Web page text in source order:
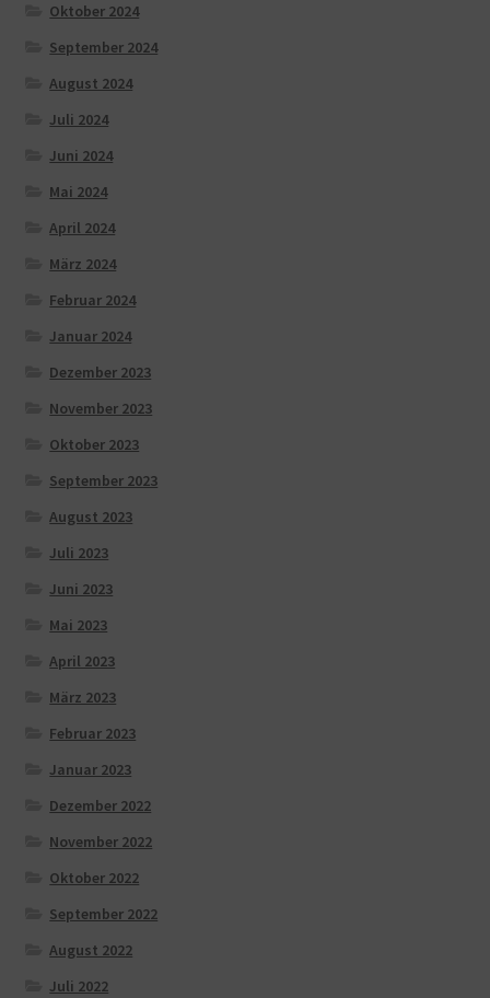
Oktober 2024
September 2024
August 2024
Juli 2024
Juni 2024
Mai 2024
April 2024
März 2024
Februar 2024
Januar 2024
Dezember 2023
November 2023
Oktober 2023
September 2023
August 2023
Juli 2023
Juni 2023
Mai 2023
April 2023
März 2023
Februar 2023
Januar 2023
Dezember 2022
November 2022
Oktober 2022
September 2022
August 2022
Juli 2022